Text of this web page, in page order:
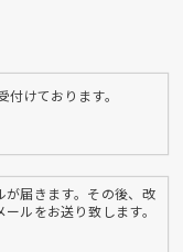
付けております。
が届きます。その後、改
ルをお送り致します。